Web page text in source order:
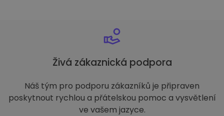
Živá zákaznická podpora
Náš tým pro podporu zákazníků je připraven
poskytnout rychlou a přátelskou pomoc a vysvětlení
ve vašem jazyce.